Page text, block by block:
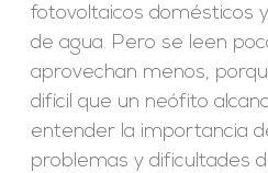
fotovoltaicos domésticos
de agua. Pero se leen
aprovechan menos,
difícil que un neófito
entender la importancia
problemas y dificultades